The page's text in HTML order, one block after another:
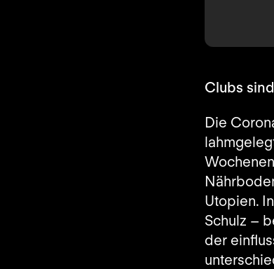
Clubs
Die
Utopien.
Schulz –
der